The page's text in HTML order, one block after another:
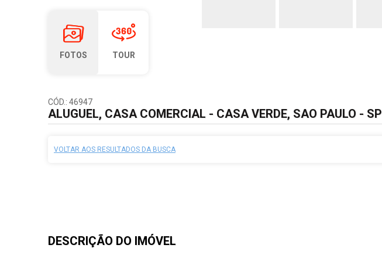
FOTOS TOUR
CÓD.: 46947
ALUGUEL, CASA COMERCIAL - CASA VERDE, SAO PAULO - SP
VOLTAR AOS RESULTADOS DA BUSCA
DESCRIÇÃO DO IMÓVEL